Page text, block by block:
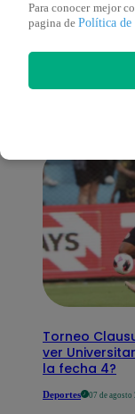
Torneo
ver
la fecha 4?
Deportes 07 de agosto
Para conocer mejor
pagina de Política de